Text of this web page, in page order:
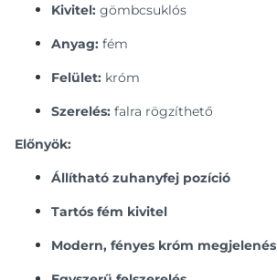
Kivitel: gömbcsuklós
Anyag: fém
Felület: króm
Szerelés: falra rögzíthető
Előnyök:
Állítható zuhanyfej pozíció
Tartós fém kivitel
Modern, fényes króm megjelenés